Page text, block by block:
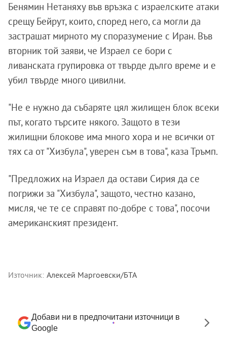
Бенямин Нетаняху във връзка с израелските атаки
срещу Бейрут, които, според него, са могли да
застрашат мирното му споразумение с Иран. Във
вторник той заяви, че Израел се бори с
ливанската групировка от твърде дълго време и е
убил твърде много цивилни.
"Не е нужно да събаряте цял жилищен блок всеки
път, когато търсите някого. Защото в тези
жилищни блокове има много хора и не всички от
тях са от "Хизбула", уверен съм в това", каза Тръмп.
"Предложих на Израел да остави Сирия да се
погрижи за "Хизбула", защото, честно казано,
мисля, че те се справят по-добре с това", посочи
американският президент.
Източник: Алексей Маргоевски/БТА
Добави ни в предпочитани източници в
Google